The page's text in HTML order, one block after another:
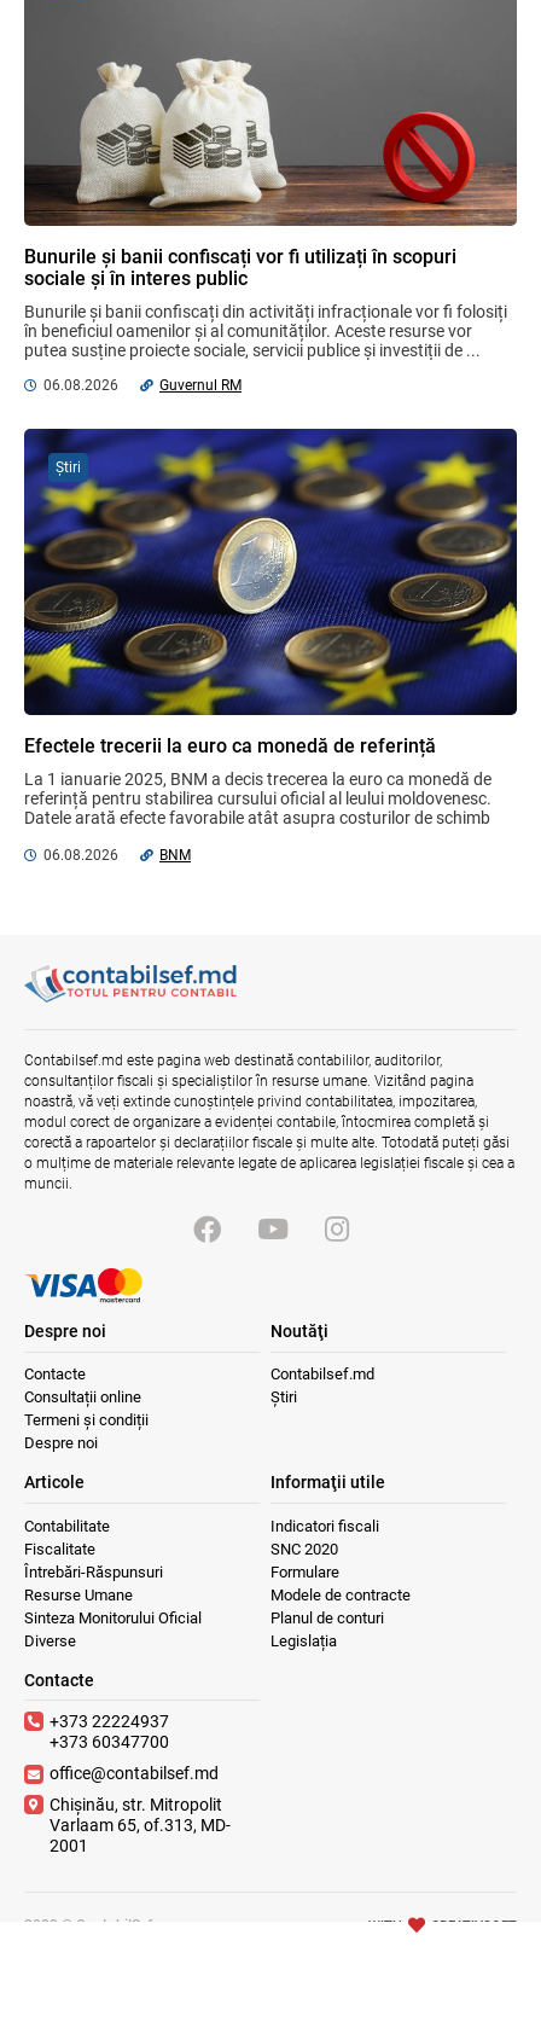
Бухгалтерские и Налоговые
Консультации № 07/2026, комментарии
на полях
06.08.2026 Ciobanu Veaceslav
Plafonul operațiunilor valutare de capital
06.08.2026
MIA Plăți Instant: Soluția inovativă pentru
publice
Bunurile și banii confiscați vor fi utilizați
în scopuri sociale și în interes public
06.08.2026
Efectele trecerii la euro ca monedă de
referință
06.08.2026 BNM
Gala Financiară 2026 – solicitare de
nominalizare a candidaților
Ministerul Finanțelor
practici
04.08.2026
Misiune oficială în cadrul proiectului
reformei finanțelor publice și a
administrării fiscale pentru aderarea la
UE
04.08.2026 Serviciul Fiscal de Stat
Bunurile și banii confiscați vor fi utilizați în scopuri
sociale și în interes public
Bunurile și banii confiscați din activități infracționale vor fi folosiți
în beneficiul oamenilor și al comunităților. Aceste resurse vor
putea susține proiecte sociale, servicii publice și investiții de ...
06.08.2026 Guvernul RM
Efectele trecerii la euro ca monedă de referință
La 1 ianuarie 2025, BNM a decis trecerea la euro ca monedă de
referință pentru stabilirea cursului oficial al leului moldovenesc.
Datele arată efecte favorabile atât asupra costurilor de schimb
06.08.2026 BNM
Știri
Contabilsef.md este pagina web destinată contabililor, auditorilor,
consultanților fiscali și specialiștilor în resurse umane. Vizitând pagina
noastră, vă veți extinde cunoștințele privind contabilitatea, impozitarea,
modul corect de organizare a evidenței contabile, întocmirea completă și
corectă a rapoartelor și declarațiilor fiscale și multe alte. Totodată puteți găsi
o mulțime de materiale relevante legate de aplicarea legislației fiscale și cea a
muncii.
Despre noi
Contacte
Consultații online
Termeni și condiții
Despre noi
Noutăţi
Contabilsef.md
Știri
Articole
Contabilitate
Fiscalitate
Întrebări-Răspunsuri
Resurse Umane
Sinteza Monitorului Oficial
Diverse
Informaţii utile
Indicatori fiscali
SNC 2020
Formulare
Modele de contracte
Planul de conturi
Legislația
Contacte
+373 22224937
+373 60347700
office@contabilsef.md
Chișinău, str. Mitropolit
Varlaam 65, of.313, MD-
2001
2023 © ContabilSef WITH CREATIVSOFT